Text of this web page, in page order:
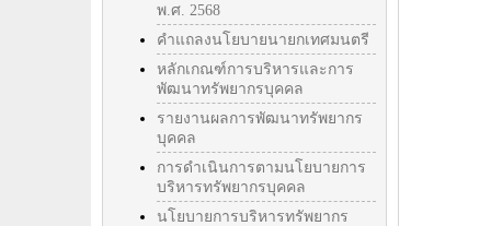
พ.ศ. 2568
คำแถลงนโยบายนายกเทศมนตรี
หลักเกณฑ์การบริหารและการ
พัฒนาทรัพยากรบุคคล
รายงานผลการพัฒนาทรัพยากร
บุคคล
การดำเนินการตามนโยบายการ
บริหารทรัพยากรบุคคล
นโยบายการบริหารทรัพยากร